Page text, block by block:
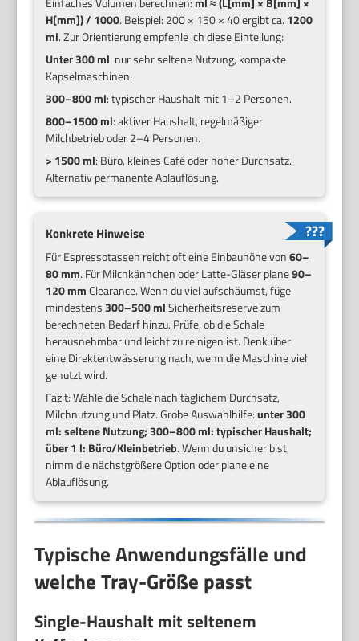
H[mm]) / 1000. Beispiel: 200 × 150 × 40 ergibt ca. 1200
ml. Zur Orientierung empfehle ich diese Einteilung:
Unter 300 ml: nur sehr seltene Nutzung, kompakte
Kapselmaschinen.
300–800 ml: typischer Haushalt mit 1–2 Personen.
800–1500 ml: aktiver Haushalt, regelmäßiger
Milchbetrieb oder 2–4 Personen.
> 1500 ml: Büro, kleines Café oder hoher Durchsatz.
Alternativ permanente Ablauflösung.
Konkrete Hinweise
Für Espressotassen reicht oft eine Einbauhöhe von60–
80 mm. Für Milchkännchen oder Latte-Gläser plane90–
120 mmClearance. Wenn du viel aufschäumst, füge
mindestens300–500 mlSicherheitsreserve zum
berechneten Bedarf hinzu. Prüfe, ob die Schale
herausnehmbar und leicht zu reinigen ist. Denk über
eine Direktentwässerung nach, wenn die Maschine viel
genutzt wird.
Fazit: Wähle die Schale nach täglichem Durchsatz,
Milchnutzung und Platz. Grobe Auswahlhilfe:unter 300
ml: seltene Nutzung; 300–800 ml: typischer Haushalt;
über 1 l: Büro/Kleinbetrieb. Wenn du unsicher bist,
nimm die nächstgrößere Option oder plane eine
Ablauflösung.
Typische Anwendungsfälle und
welche Tray-Größe passt
Single-Haushalt mit seltenem